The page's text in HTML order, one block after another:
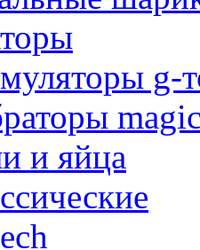
g-
и яйца